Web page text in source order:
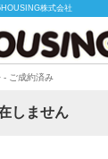
株式会社
- ご成約済み
しません